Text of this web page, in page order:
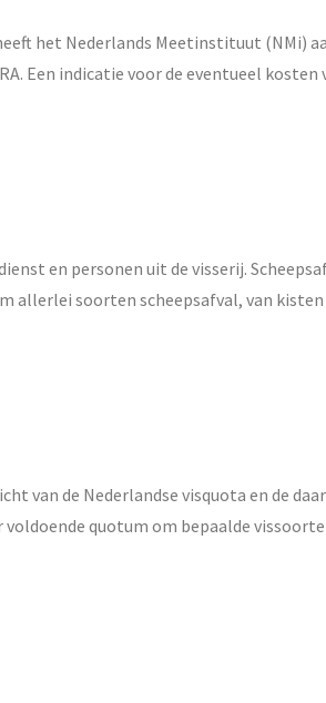
het Nederlands Meetinstituut (NMi)
Een indicatie voor de eventueel kosten
en personen uit de visserij.
allerlei soorten scheepsafval, van
van de Nederlandse visquota en de
quotum om bepaalde